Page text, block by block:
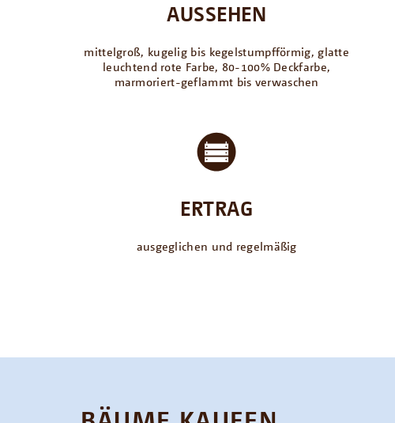
AUSSEHEN
mittelgroß, kugelig bis kegelstumpfförmig, glatte
leuchtend rote Farbe, 80-100% Deckfarbe,
marmoriert-geflammt bis verwaschen
ERTRAG
ausgeglichen und regelmäßig